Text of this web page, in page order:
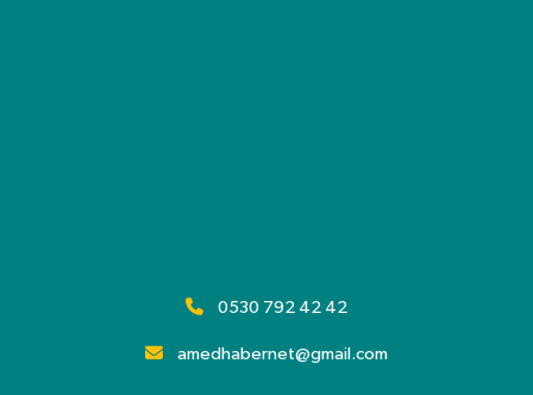
0530 792 42 42
amedhabernet@gmail.com